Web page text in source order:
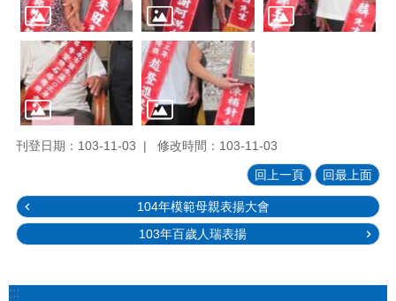
刊登日期：103-11-03 修改時間：103-11-03
回上一頁 回最上面
104年模範母親表揚大會
103年百歲人瑞表揚
:::